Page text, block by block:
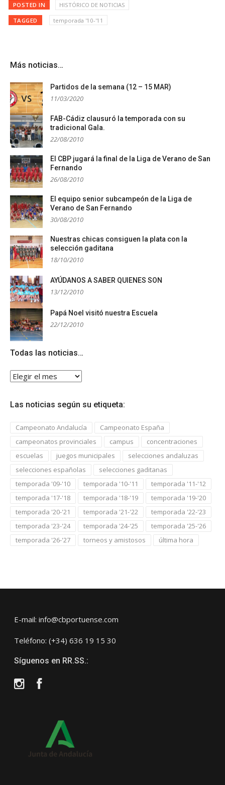
POSTED IN HISTÓRICO DE NOTICIAS
TAGGED temporada '10-'11
Más noticias…
Partidos de la semana (12 – 15 MAR)
11/03/2020
FAB-Cádiz clausuró la temporada con su
tradicional Gala.
22/08/2010
El CBP jugará la final de la Liga de Verano de San
Fernando
26/08/2010
El equipo senior subcampeón de la Liga de
Verano de San Fernando
30/08/2010
Nuestras chicas consiguen la plata con la
selección gaditana
18/10/2010
AYÚDANOS A SABER QUIENES SON
13/12/2010
Papá Noel visitó nuestra Escuela
22/12/2010
Todas las noticias…
Todas
Las noticias según su etiqueta:
Campeonato Andalucía
Campeonato España
campeonatos provinciales
campus
concentraciones
escuelas
juegos municipales
selecciones andaluzas
selecciones españolas
selecciones gaditanas
temporada '09-'10
temporada '10-'11
temporada '11-'12
temporada '17-'18
temporada '18-'19
temporada '19-'20
temporada '20-'21
temporada '21-'22
temporada '22-'23
temporada '23-'24
temporada '24-'25
temporada '25-'26
temporada '26-'27
torneos y amistosos última hora
E-mail: info@cbportuense.com
Teléfono: (+34) 636 19 15 30
Síguenos en RR.SS.:
InstagramFacebook